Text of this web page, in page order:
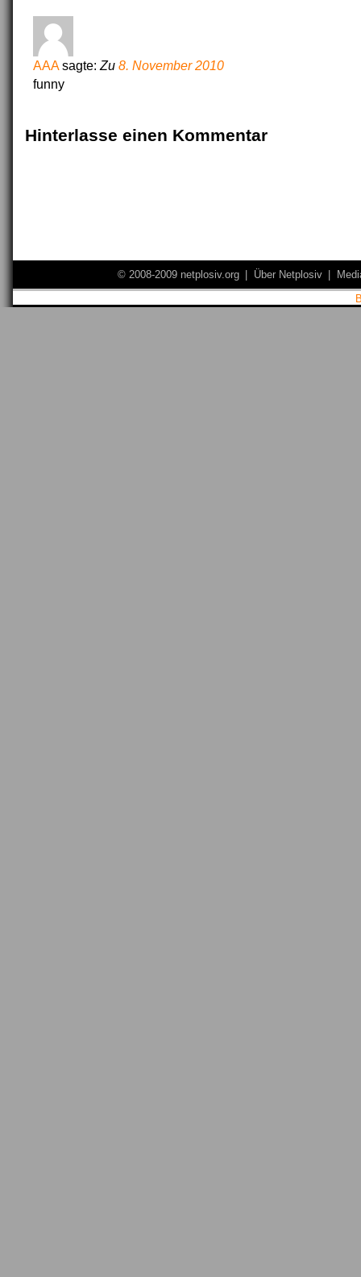
AAAsagte: Zu 8. November 2010
funny
Hinterlasse einen Kommentar
© 2008-2009 netplosiv.org Über Netplosiv